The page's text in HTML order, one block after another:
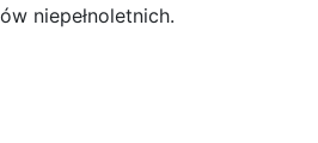
niepełnoletnich.